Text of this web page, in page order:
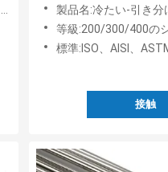
製品名:冷たい-引き分けの精密合
等級:200/300/400の
標準:ISO、AISI、
接触